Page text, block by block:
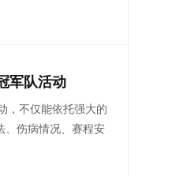
军队活动
，不仅能依托强大的
、伤病情况、赛程安